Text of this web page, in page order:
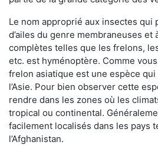
Le nom approprié aux insectes qui
d’ailes du genre membraneuses et
complètes telles que les frelons,
etc. est hyménoptère. Comme
frelon asiatique est une espèce
l’Asie. Pour bien observer cette
rendre dans les zones où les
tropical ou continental.
facilement localisés dans les pays
l’Afghanistan.